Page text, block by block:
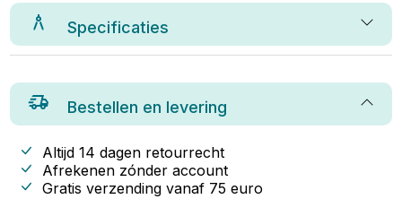
Specificaties
Bestellen en levering
Altijd 14 dagen retourrecht
Afrekenen zónder account
Gratis verzending vanaf 75 euro